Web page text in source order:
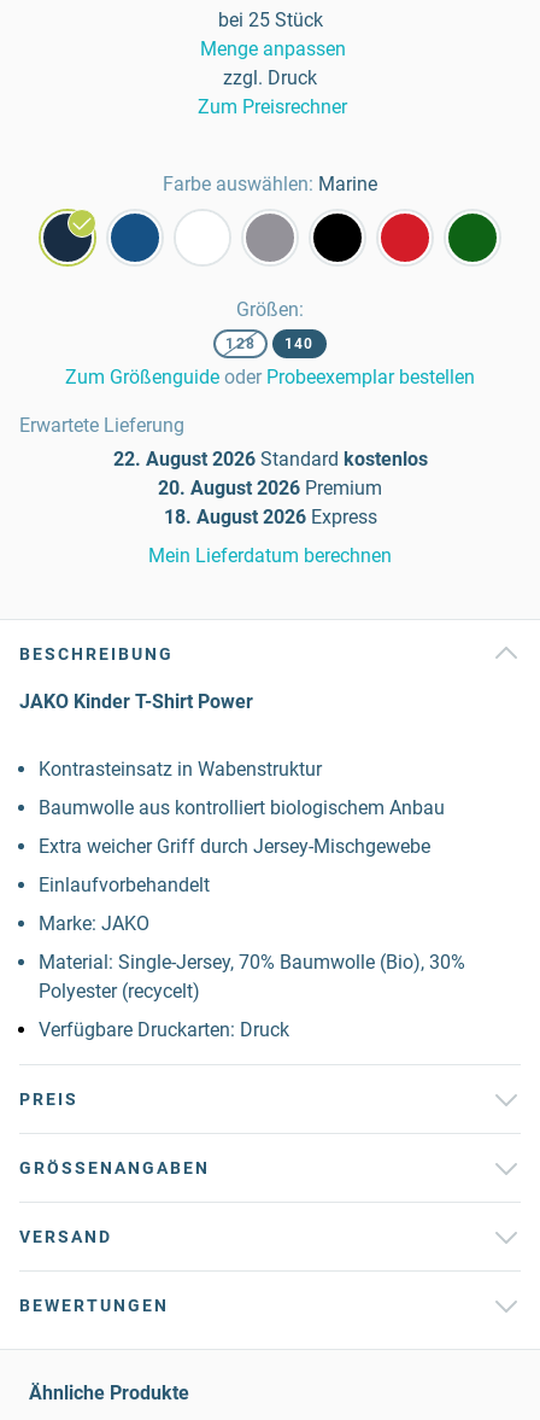
bei 25 Stück
Menge anpassen
zzgl. Druck
Zum Preisrechner
Farbe auswählen: Marine
Größen:
128 140
Zum Größenguide oder Probeexemplar bestellen
Erwartete Lieferung
22. August 2026 Standard kostenlos
20. August 2026 Premium
18. August 2026 Express
Mein Lieferdatum berechnen
BESCHREIBUNG
JAKO Kinder T-Shirt Power
Kontrasteinsatz in Wabenstruktur
Baumwolle aus kontrolliert biologischem Anbau
Extra weicher Griff durch Jersey-Mischgewebe
Einlaufvorbehandelt
Marke: JAKO
Material: Single-Jersey, 70% Baumwolle (Bio), 30%
Polyester (recycelt)
Verfügbare Druckarten: Druck
PREIS
GRÖSSENANGABEN
VERSAND
BEWERTUNGEN
Ähnliche Produkte